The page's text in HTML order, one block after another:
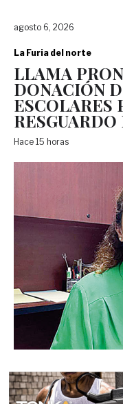
agosto 6, 2026
La Furia del norte
LLAMA
DONACIÓN
ESCOLARES
Hace 15 horas